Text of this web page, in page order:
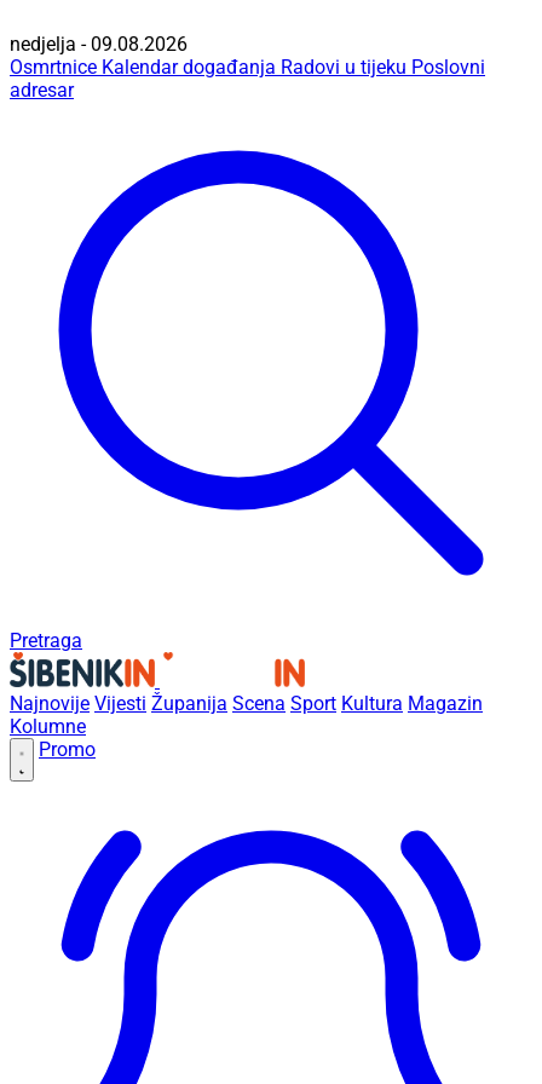
nedjelja - 09.08.2026
Osmrtnice Kalendar događanja Radovi u tijeku Poslovni
adresar
Pretraga
Najnovije Vijesti Županija Scena Sport Kultura Magazin
Kolumne
Promo